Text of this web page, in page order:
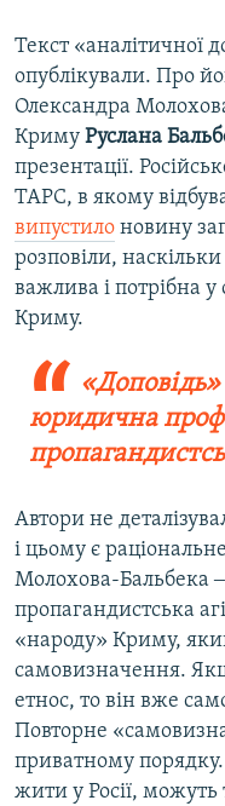
Текст «аналітичної
опублікували. Про
Олександра
Криму Руслана
презентації.
ТАРС, в якому
випустило новину
розповіли,
важлива і потрібна у
Криму.
юридична
Автори не
і цьому є
Молохова-Бальбека
пропагандистська
«народу» Криму,
самовизначення.
етнос, то він вже
Повторне
приватному
жити у Росії, можуть